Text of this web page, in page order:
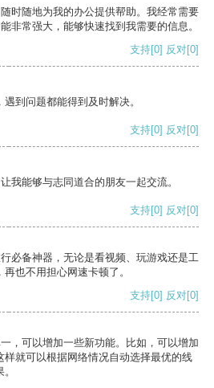
时随地为我的办公提供帮助。我经常需要
非常强大，能够快速找到我需要的信息。
支持[0] 反对[0]
到问题都能得到及时解决。
支持[0] 反对[0]
我能够与志同道合的朋友一起交流。
支持[0] 反对[0]
必备神器，无论是看视频、玩游戏还是工
也不用担心网速卡顿了。
支持[0] 反对[0]
，可以增加一些新功能。比如，可以增加
就可以根据网络情况自动选择最优的线